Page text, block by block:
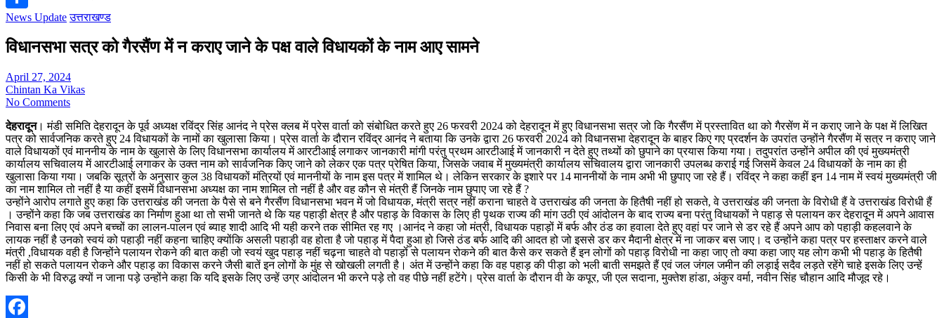
News Update उत्तराखण्ड
विधानसभा सत्र को गैरसैंण में न कराए जाने के पक्ष वाले विधायकों के नाम आए सामने
April 27, 2024
Chintan Ka Vikas
No Comments
देहरादून। मंडी समिति देहरादून के पूर्व अध्यक्ष रविंद्र सिंह आनंद ने प्रेस क्लब में प्रेस वार्ता को संबोधित करते हुए 26 फरवरी 2024 को देहरादून में हुए विधानसभा सत्र जो कि गैरसैंण में प्रस्तावित था को गैरसेंण में न कराए जाने के पक्ष में लिखित
पत्र को सार्वजनिक करते हुए 24 विधायकों के नामों का खुलासा किया। प्रेस वार्ता के दौरान रविंद्र आनंद ने बताया कि उनके द्वारा 26 फरवरी 2024 को विधानसभा देहरादून के बाहर किए गए प्रदर्शन के उपरांत उन्होंने गैरसैंण में सत्र न कराए जाने
वाले विधायकों एवं माननीय के नाम के खुलासे के लिए विधानसभा कार्यालय में आरटीआई लगाकर जानकारी मांगी परंतु प्रथम आरटीआई में जानकारी न देते हुए तथ्यों को छुपाने का प्रयास किया गया। तदुपरांत उन्होंने अपील की एवं मुख्यमंत्री
कार्यालय सचिवालय में आरटीआई लगाकर के उक्त नाम को सार्वजनिक किए जाने को लेकर एक पत्र प्रेषित किया, जिसके जवाब में मुख्यमंत्री कार्यालय सचिवालय द्वारा जानकारी उपलब्ध कराई गई जिसमें केवल 24 विधायकों के नाम का ही
खुलासा किया गया। जबकि सूत्रों के अनुसार कुल 38 विधायकों मंत्रियों एवं माननीयों के नाम इस पत्र में शामिल थे। लेकिन सरकार के इशारे पर 14 माननीयों के नाम अभी भी छुपाए जा रहे हैं। रविंद्र ने कहा कहीं इन 14 नाम में स्वयं मुख्यमंत्री जी
का नाम शामिल तो नहीं है या कहीं इसमें विधानसभा अध्यक्ष का नाम शामिल तो नहीं है और वह कौन से मंत्री हैं जिनके नाम छुपाए जा रहे हैं ?
उन्होंने आरोप लगाते हुए कहा कि उत्तराखंड की जनता के पैसे से बने गैरसैंण विधानसभा भवन में जो विधायक, मंत्री सत्र नहीं कराना चाहते वे उत्तराखंड की जनता के हितैषी नहीं हो सकते, वे उत्तराखंड की जनता के विरोधी हैं वे उत्तराखंड विरोधी हैं
। उन्होंने कहा कि जब उत्तराखंड का निर्माण हुआ था तो सभी जानते थे कि यह पहाड़ी क्षेत्र है और पहाड़ के विकास के लिए ही पृथक राज्य की मांग उठी एवं आंदोलन के बाद राज्य बना परंतु विधायकों ने पहाड़ से पलायन कर देहरादून में अपने आवास
निवास बना लिए एवं अपने बच्चों का लालन-पालन एवं ब्याह शादी आदि भी यही करने तक सीमित रह गए ।आनंद ने कहा जो मंत्री, विधायक पहाड़ों में बर्फ और ठंड का हवाला देते हुए वहां पर जाने से डर रहे हैं अपने आप को पहाड़ी कहलवाने के
लायक नहीं है उनको स्वयं को पहाड़ी नहीं कहना चाहिए क्योंकि असली पहाड़ी वह होता है जो पहाड़ में पैदा हुआ हो जिसे ठंड बर्फ आदि की आदत हो जो इससे डर कर मैदानी क्षेत्र में ना जाकर बस जाए। द उन्होंने कहा पत्र पर हस्ताक्षर करने वाले
मंत्री ,विधायक वही है जिन्होंने पलायन रोकने की बात कही जो स्वयं खुद पहाड़ नहीं चढ़ना चाहते वो पहाड़ों से पलायन रोकने की बात कैसे कर सकते हैं इन लोगों को पहाड़ विरोधी ना कहा जाए तो क्या कहा जाए यह लोग कभी भी पहाड़ के हितैषी
नहीं हो सकते पलायन रोकने और पहाड़ का विकास करने जैसी बातें इन लोगों के मुंह से खोखली लगती है। अंत में उन्होंने कहा कि वह पहाड़ की पीड़ा को भली बाती समझते हैं एवं जल जंगल जमीन की लड़ाई सदैव लड़ते रहेंगे चाहे इसके लिए उन्हें
किसी के भी विरुद्ध क्यों न जाना पड़े उन्होंने कहा कि यदि इसके लिए उन्हें उग्र आंदोलन भी करने पड़े तो वह पीछे नहीं हटेंगे। प्रेस वार्ता के दौरान वी के कपूर, जी एल सदाना, मुक्तेश हांडा, अंकुर वर्मा, नवीन सिंह चौहान आदि मौजूद रहे।
Share